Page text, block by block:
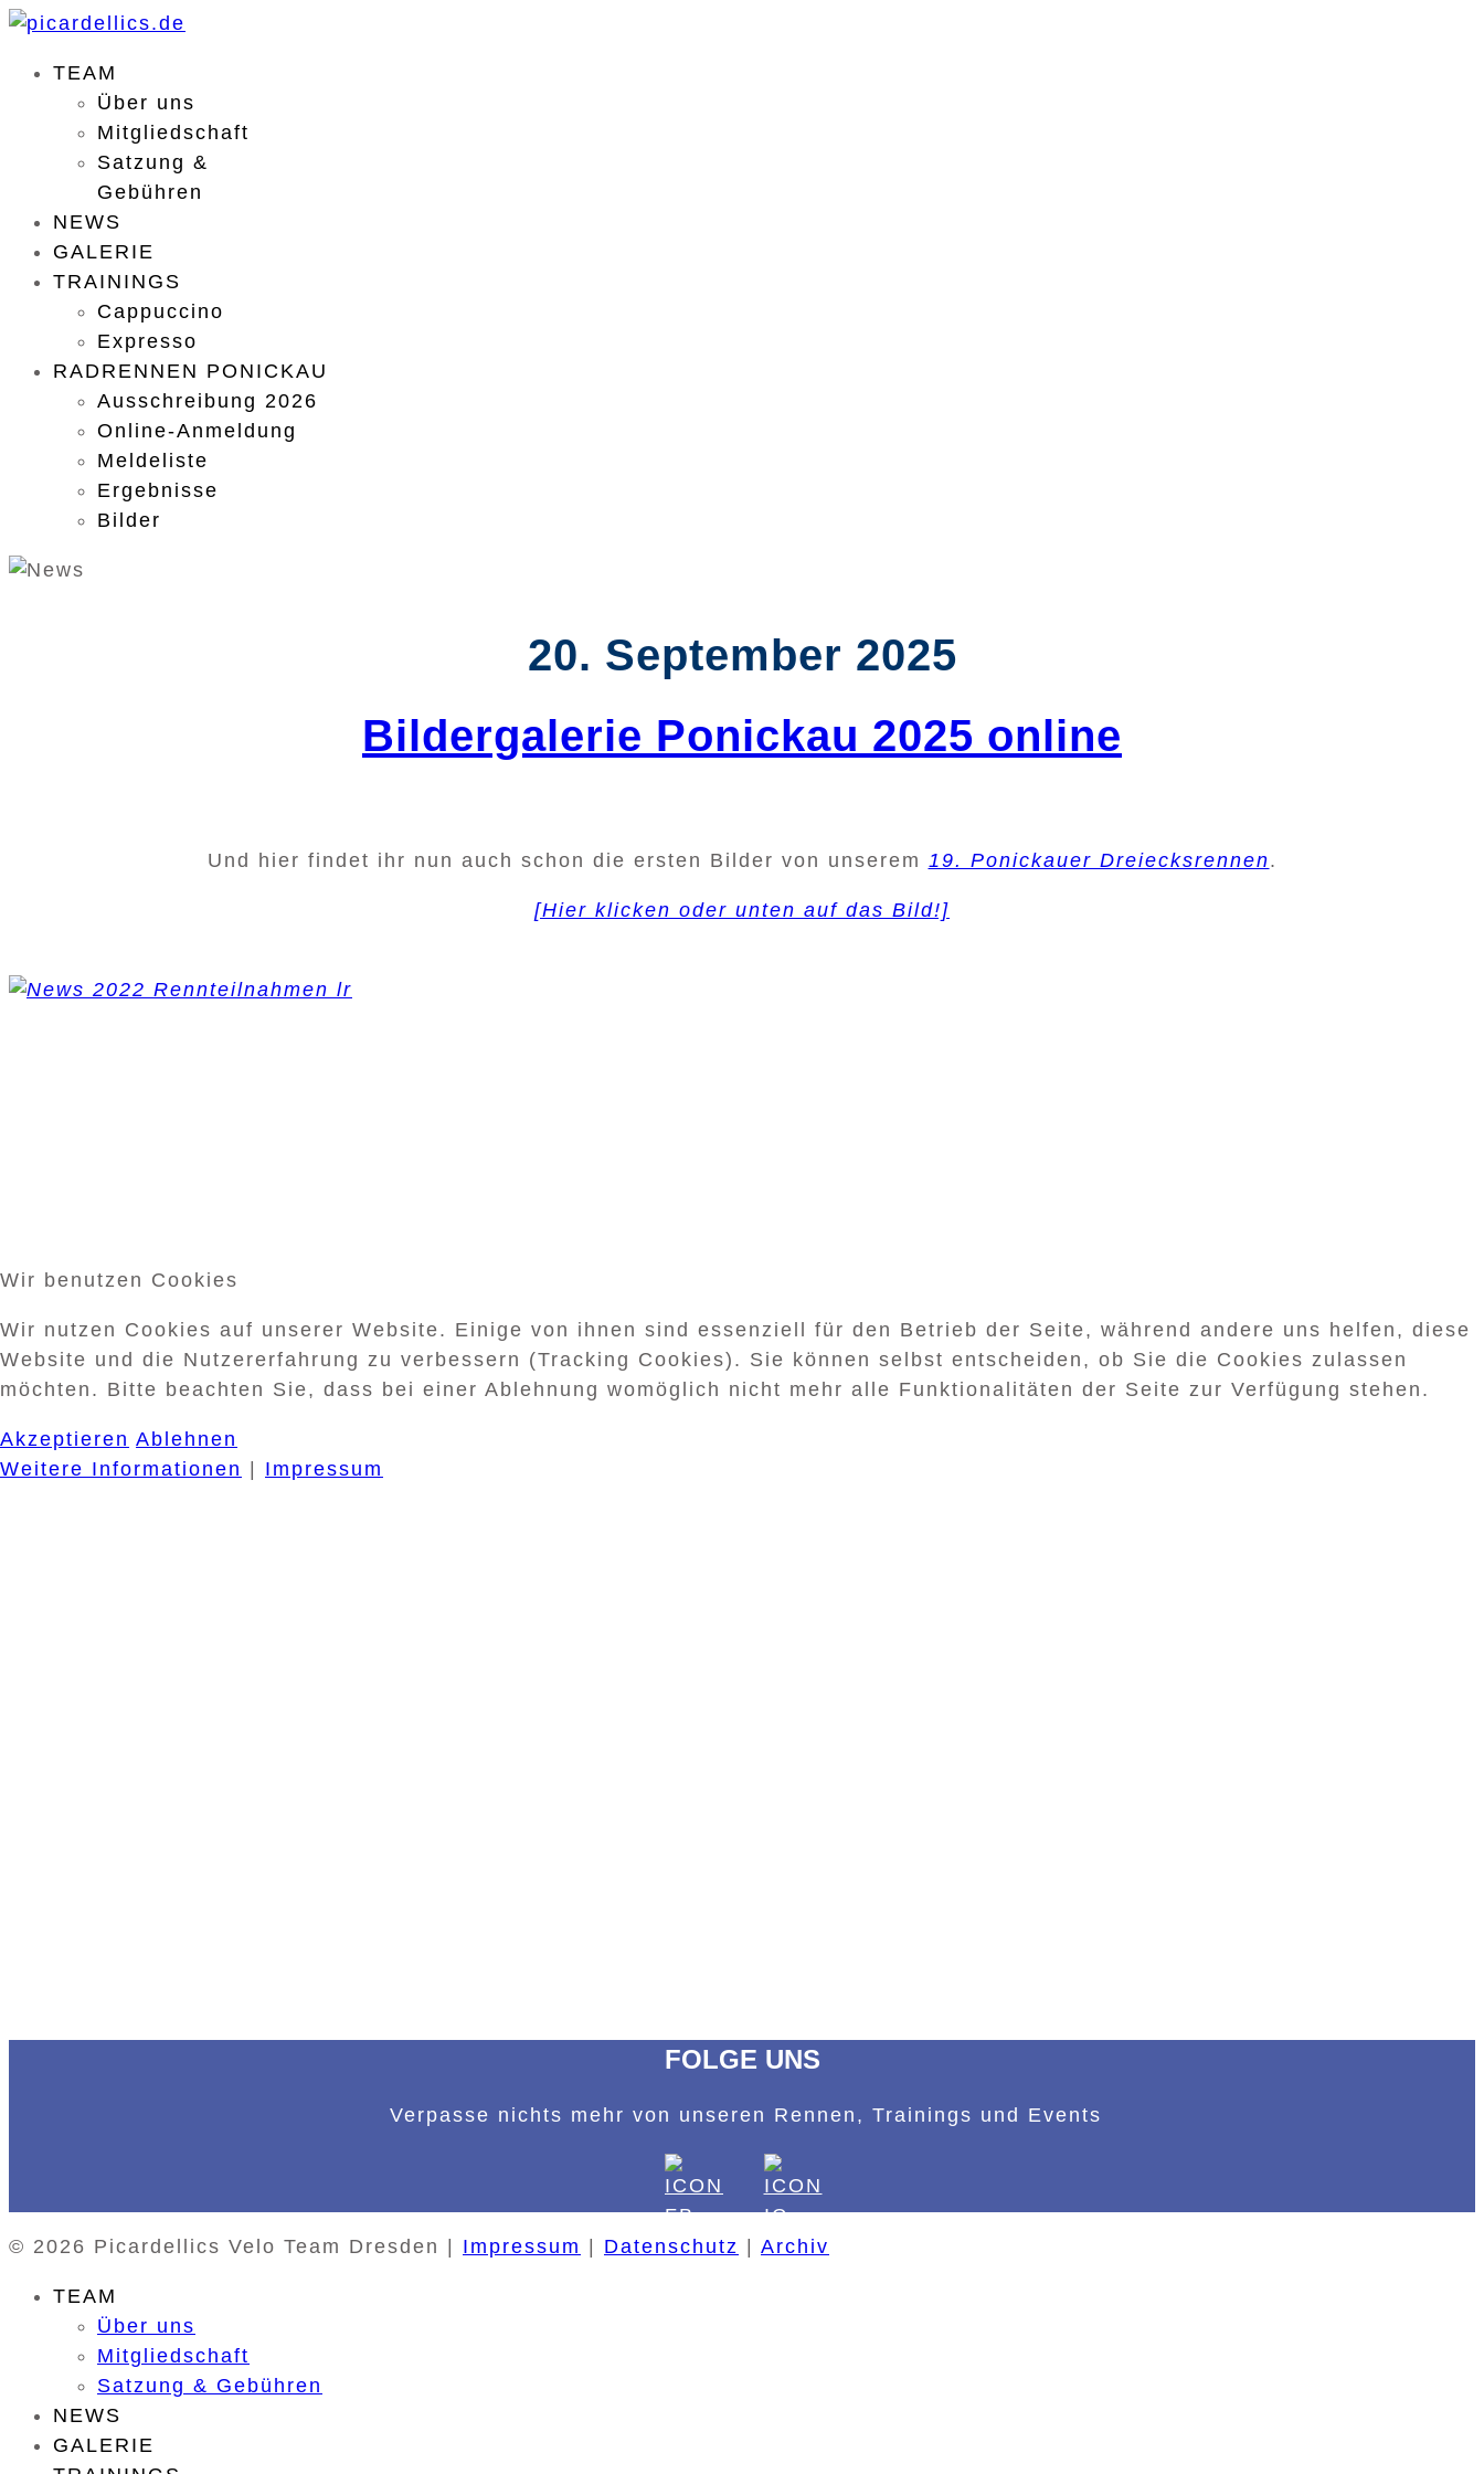
TEAM
Über uns
Mitgliedschaft
Satzung &
Gebühren
NEWS
GALERIE
TRAININGS
Cappuccino
Expresso
RADRENNEN PONICKAU
Ausschreibung 2026
Online-Anmeldung
Meldeliste
Ergebnisse
Bilder
20. September 2025
Bildergalerie Ponickau 2025 online
Und hier findet ihr nun auch schon die ersten Bilder von unserem 19. Ponickauer Dreiecksrennen.
[Hier klicken oder unten auf das Bild!]
FOLGE UNS
Verpasse nichts mehr von unseren Rennen, Trainings und Events
© 2026 Picardellics Velo Team Dresden | Impressum Datenschutz Archiv
TEAM
Über uns
Mitgliedschaft
Satzung & Gebühren
NEWS
GALERIE
Wir benutzen Cookies
Wir nutzen Cookies auf unserer Website. Einige von ihnen sind essenziell für den Betrieb der Seite, während andere uns helfen, diese
Website und die Nutzererfahrung zu verbessern (Tracking Cookies). Sie können selbst entscheiden, ob Sie die Cookies zulassen
möchten. Bitte beachten Sie, dass bei einer Ablehnung womöglich nicht mehr alle Funktionalitäten der Seite zur Verfügung stehen.
Akzeptieren Ablehnen
Weitere Informationen | Impressum